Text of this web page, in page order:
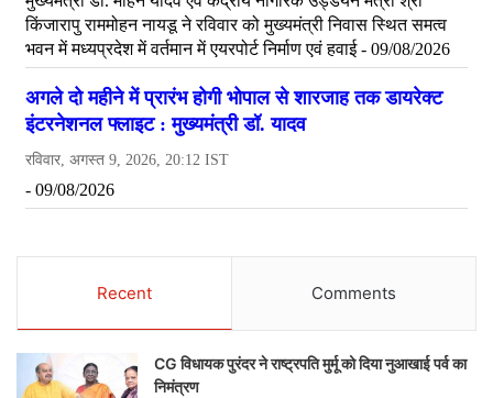
Recent Comments
CG विधायक पुरंदर ने राष्ट्रपति मुर्मू को दिया नुआखाई पर्व का
निमंत्रण